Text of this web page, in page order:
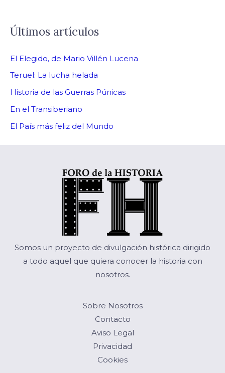
Últimos artículos
El Elegido, de Mario Villén Lucena
Teruel: La lucha helada
Historia de las Guerras Púnicas
En el Transiberiano
El País más feliz del Mundo
Somos un proyecto de divulgación histórica dirigido
a todo aquel que quiera conocer la historia con
nosotros.
Sobre Nosotros
Contacto
Aviso Legal
Privacidad
Cookies